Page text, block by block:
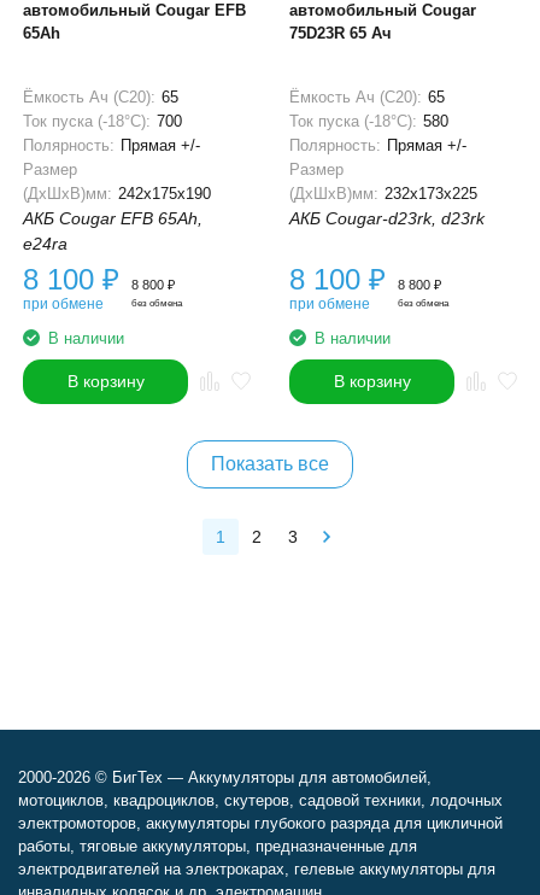
автомобильный Cougar EFB
65Ah
Ёмкость Ач (С20): 65
Ток пуска (-18°С): 700
Полярность: Прямая +/-
Размер
(ДхШхВ)мм: 242x175x190
АКБ Cougar EFB 65Ah,
e24ra
8 100 ₽
при обмене
8 800 ₽
без обмена
В наличии
В корзину
автомобильный Cougar
75D23R 65 Ач
Ёмкость Ач (С20): 65
Ток пуска (-18°С): 580
Полярность: Прямая +/-
Размер
(ДхШхВ)мм: 232x173x225
АКБ Cougar-d23rk, d23rk
8 100 ₽
при обмене
8 800 ₽
без обмена
В наличии
В корзину
Показать все
1 2 3
2000-2026 © БигТех — Аккумуляторы для автомобилей,
мотоциклов, квадроциклов, скутеров, садовой техники, лодочных
электромоторов, аккумуляторы глубокого разряда для цикличной
работы, тяговые аккумуляторы, предназначенные для
электродвигателей на электрокарах, гелевые аккумуляторы для